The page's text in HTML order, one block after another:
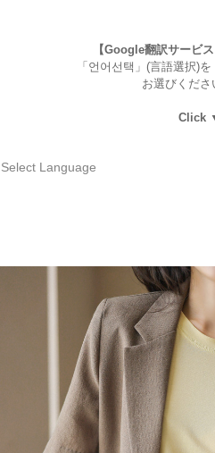
【Google翻訳サービス
「언어선택」(言語選択)を
お選びくださ
Click
Select Language